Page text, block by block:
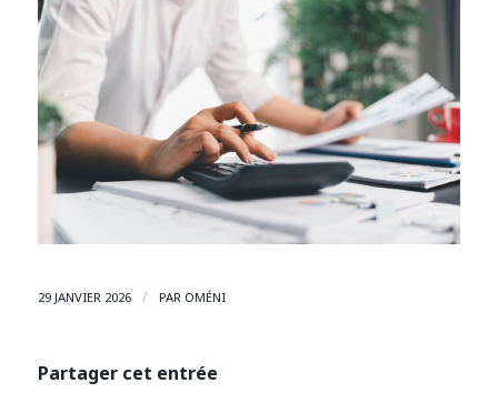
29 JANVIER 2026 / PAR OMÉNI
Partager cet entrée